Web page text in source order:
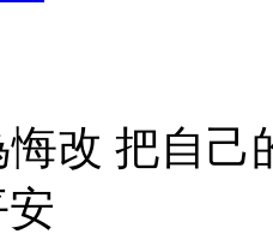
改 把自己